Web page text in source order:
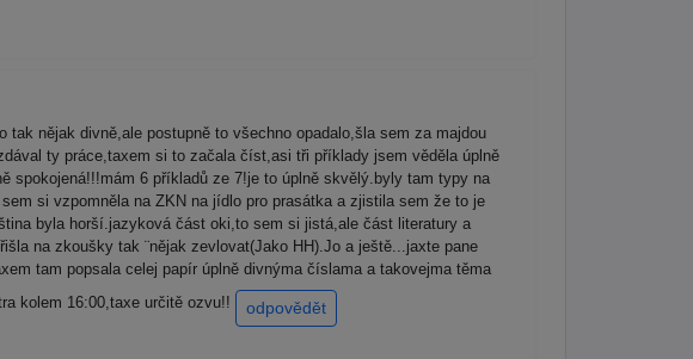
nějak divně,ale postupně to všechno opadalo,šla sem za majdou
ty práce,taxem si to začala číst,asi tři příklady jsem věděla úplně
spokojená!!!mám 6 příkladů ze 7!je to úplně skvělý.byly tam typy na
si vzpomněla na ZKN na jídlo pro prasátka a zjistila sem že to je
byla horší.jazyková část oki,to sem si jistá,ale část literatury a
na zkoušky tak ¨nějak zevlovat(Jako HH).Jo a ještě...jaxte pane
tam popsala celej papír úplně divnýma číslama a takovejma těma
kolem 16:00,taxe určitě ozvu!!
odpovědět